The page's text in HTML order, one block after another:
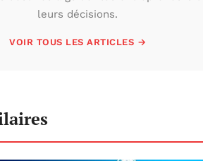
leurs décisions.
VOIR TOUS LES ARTICLES →